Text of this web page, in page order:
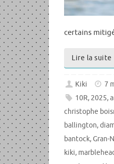
certains
Lire la suite
Kiki 7
10R, 2025,
christophe
ballington,
bantock,Gran-
kiki,